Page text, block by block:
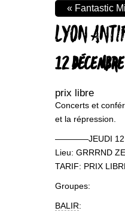
LYON
12
prix libre
« Fantastic
Concerts et
et la répression.
————JEUDI 12
Lieu: GRRRND
TARIF: PRIX
Groupes:
BALIR: